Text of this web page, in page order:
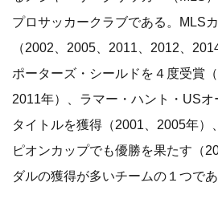
プロサッカークラブである。MLS
（2002、2005、2011、2012、
ポーターズ・シールドを４度受賞
2011年）、ラマー・ハント・US
タイトルを獲得（2001、2005年）
ピオンカップでも優勝を果たす（
ダルの獲得が多いチームの１つであ